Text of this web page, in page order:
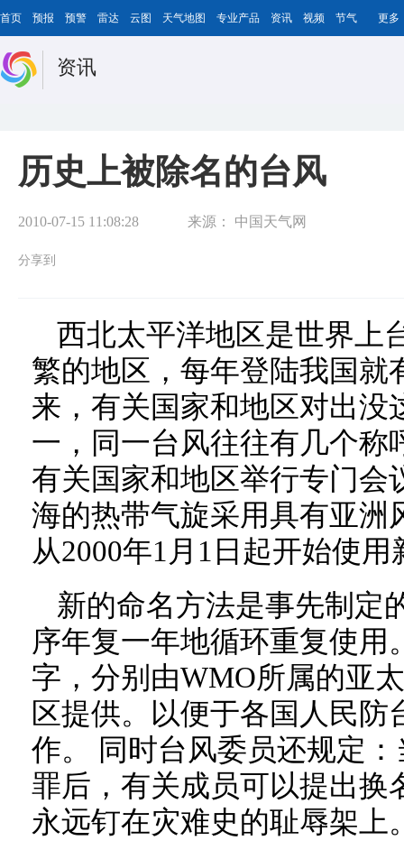
首页 预报 预警 雷达 云图 天气地图 专业产品 资讯 视频 节气 更多
资讯
历史上被除名的台风
2010-07-15 11:08:28 来源： 中国天气网
分享到
西北太平洋地区是世界上
繁的地区，每年登陆我国就
来，有关国家和地区对出没
一，同一台风往往有几个称
有关国家和地区举行专门会
海的热带气旋采用具有亚洲
从2000年1月1日起开始使
新的命名方法是事先制定
序年复一年地循环重复使用
字，分别由WMO所属的亚
区提供。以便于各国人民
作。 同时台风委员还规定
罪后，有关成员可以提出换
永远钉在灾难史的耻辱架上